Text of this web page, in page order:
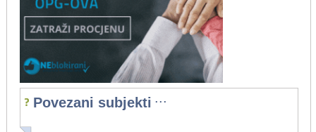
Povezani subjekti ...